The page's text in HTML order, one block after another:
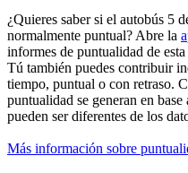
¿Quieres saber si el autobús 5
normalmente puntual? Abre la
informes de puntualidad de
Tú también puedes contribuir
tiempo, puntual o con retraso.
puntualidad se generan en
pueden ser diferentes de los
Más información sobre